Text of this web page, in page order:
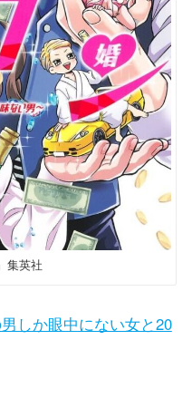
集英社
しか眼中にない女と20